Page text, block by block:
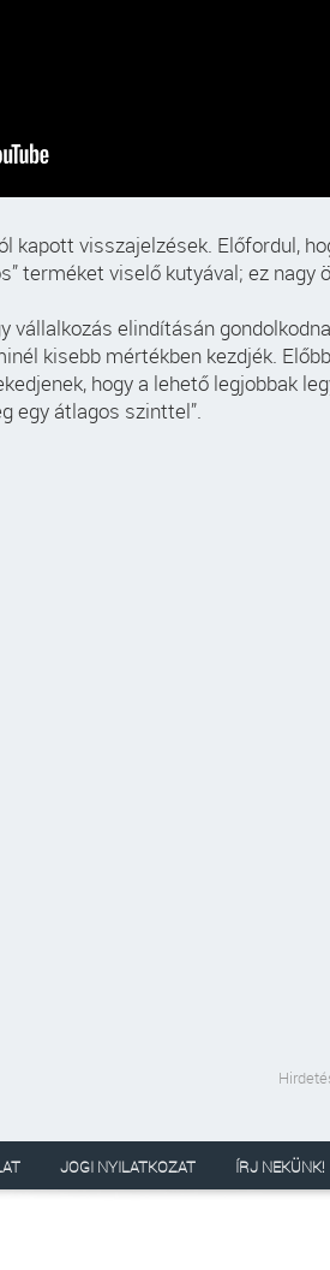
kapott visszajelzések. Előfordul,
terméket viselő kutyával; ez nagy
vállalkozás elindításán
kisebb mértékben kezdjék.
hogy a lehető legjobbak
egy átlagos szinttel”.
JOGI NYILATKOZAT ÍRJ NEKÜNK!